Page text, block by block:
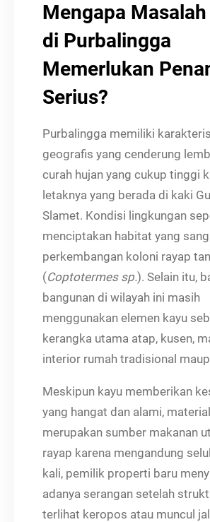
Mengapa Masalah
di Purbalingga
Memerlukan
Serius?
Purbalingga memiliki
geografis yang cenderung
curah hujan yang cukup tinggi
letaknya yang berada di kaki
Slamet. Kondisi lingkungan
menciptakan habitat yang
perkembangan koloni rayap
(Coptotermes sp.). Selain itu,
bangunan di wilayah ini masih
menggunakan elemen kayu
kerangka utama atap, kusen,
interior rumah tradisional
Meskipun kayu memberikan
yang hangat dan alami,
merupakan sumber makanan
rayap karena mengandung
kali, pemilik properti baru
adanya serangan setelah
terlihat keropos atau muncul